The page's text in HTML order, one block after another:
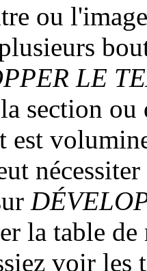
ou
LE
section
est
la table
voir les